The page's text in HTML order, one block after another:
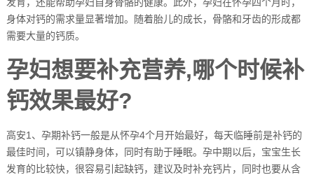
身体对钙的需求量显著增加。随着胎儿的成长，骨骼和牙齿的形成都
需要大量的钙质。
孕妇想要补充营养,哪个时候补
钙效果最好?
高安1、孕期补钙一般是从怀孕4个月开始最好，每天临睡前是补钙的
最佳时间，可以镇静身体，同时有助于睡眠。孕中期以后，宝宝生长
发育的比较快，很容易引起缺钙，建议及时补充钙片，同时也要从含